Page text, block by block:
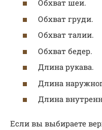
Обхват шеи.
Обхват груди.
Обхват талии.
Обхват бедер.
Длина рукава.
Длина
Длина
Если вы выбираете